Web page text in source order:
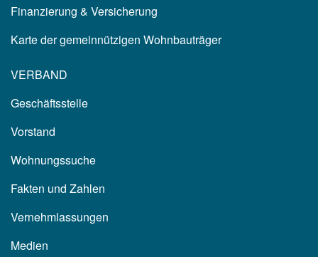
Finanzierung & Versicherung
Karte der gemeinnützigen Wohnbauträger
VERBAND
Geschäftsstelle
Vorstand
Wohnungssuche
Fakten und Zahlen
Vernehmlassungen
Medien